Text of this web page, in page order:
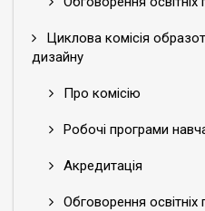
Циклова комісія
дизайну
Про комісію
Робочі програми
Акредитація
Обговорення освітніх